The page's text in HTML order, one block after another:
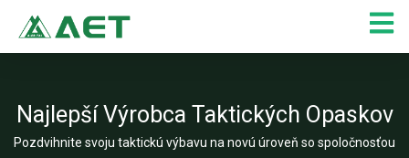
obsah
Najlepší Výrobca Taktických Opaskov
Pozdvihnite svoju taktickú výbavu na novú úroveň so spoločnosťou